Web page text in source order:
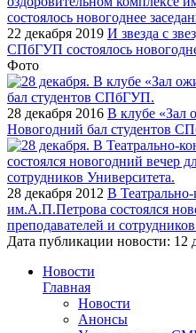
22 декабря 2019 И звезда с
СПбГУП состоялось
Фото
28 декабря 2016 В клубе «Зал
Новогодний бал студентов
28 декабря 2012 В
им.А.П.Петрова состоялся
преподавателей и
Дата публикации новости: 12
Новости
Главная
Новости
Анонсы